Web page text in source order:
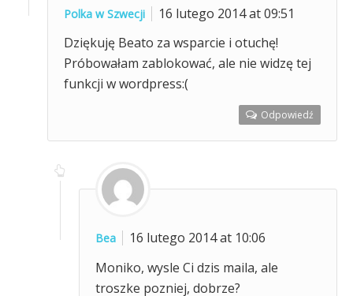
Polka w Szwecji
16 lutego 2014 at 09:51
Dziękuję Beato za wsparcie i otuchę!
Próbowałam zablokować, ale nie widzę tej
funkcji w wordpress:(
Odpowiedź
Bea
16 lutego 2014 at 10:06
Moniko, wysle Ci dzis maila, ale
troszke pozniej, dobrze?